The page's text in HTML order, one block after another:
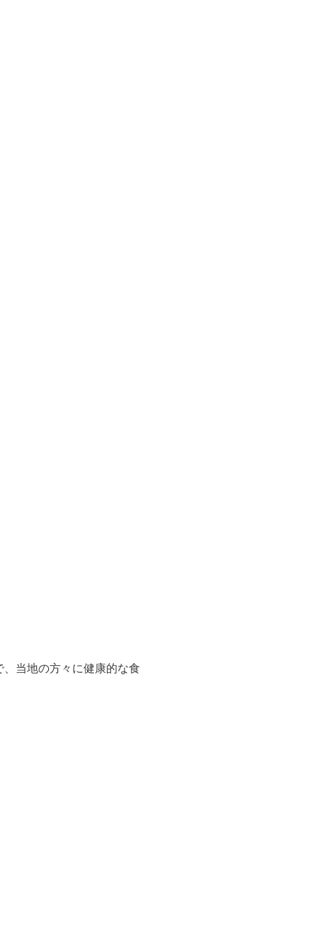
当地の方々に健康的な食